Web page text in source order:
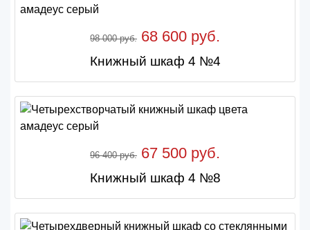
98 000 руб. 68 600 руб.
Книжный шкаф 4 №4
96 400 руб. 67 500 руб.
Книжный шкаф 4 №8